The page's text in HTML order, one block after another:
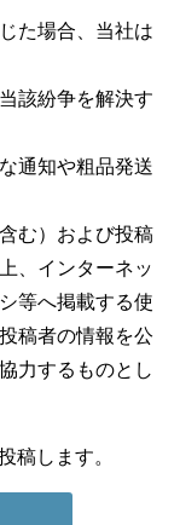
た場合、当社は
該紛争を解決す
通知や粗品発送
む）および投稿
、インターネッ
等へ掲載する使
稿者の情報を公
力するものとし
稿します。